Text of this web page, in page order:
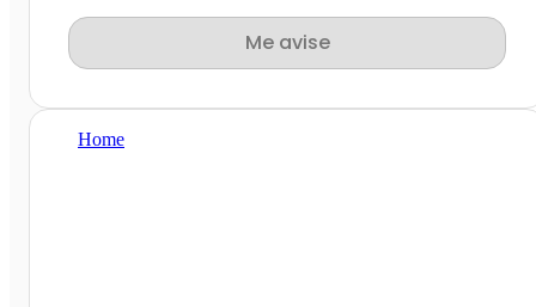
Me avise
Home